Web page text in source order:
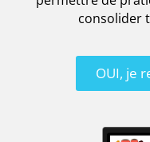
consolider
OUI, je